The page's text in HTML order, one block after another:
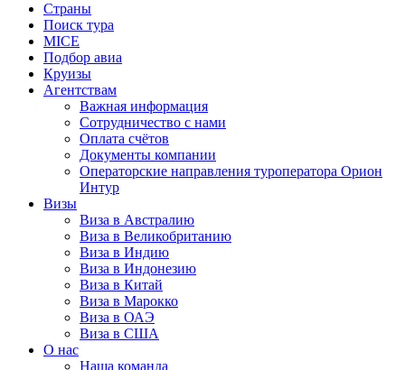
Страны
Поиск тура
MICE
Подбор авиа
Круизы
Агентствам
Важная информация
Сотрудничество с нами
Оплата счётов
Документы компании
Операторские направления туроператора Орион
Интур
Визы
Виза в Австралию
Виза в Великобританию
Виза в Индию
Виза в Индонезию
Виза в Китай
Виза в Марокко
Виза в ОАЭ
Виза в США
О нас
Наша команда